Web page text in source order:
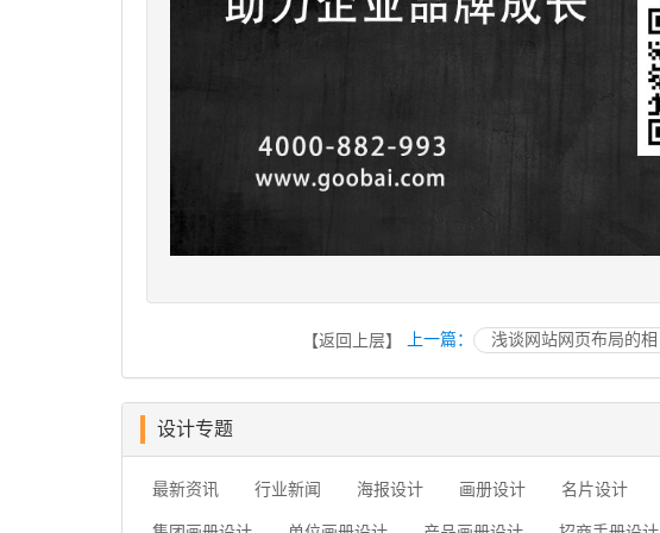
【返回上层】 上一篇： 浅谈网站网页布局的相
设计专题
最新资讯 行业新闻 海报设计 画册设计 名片设计